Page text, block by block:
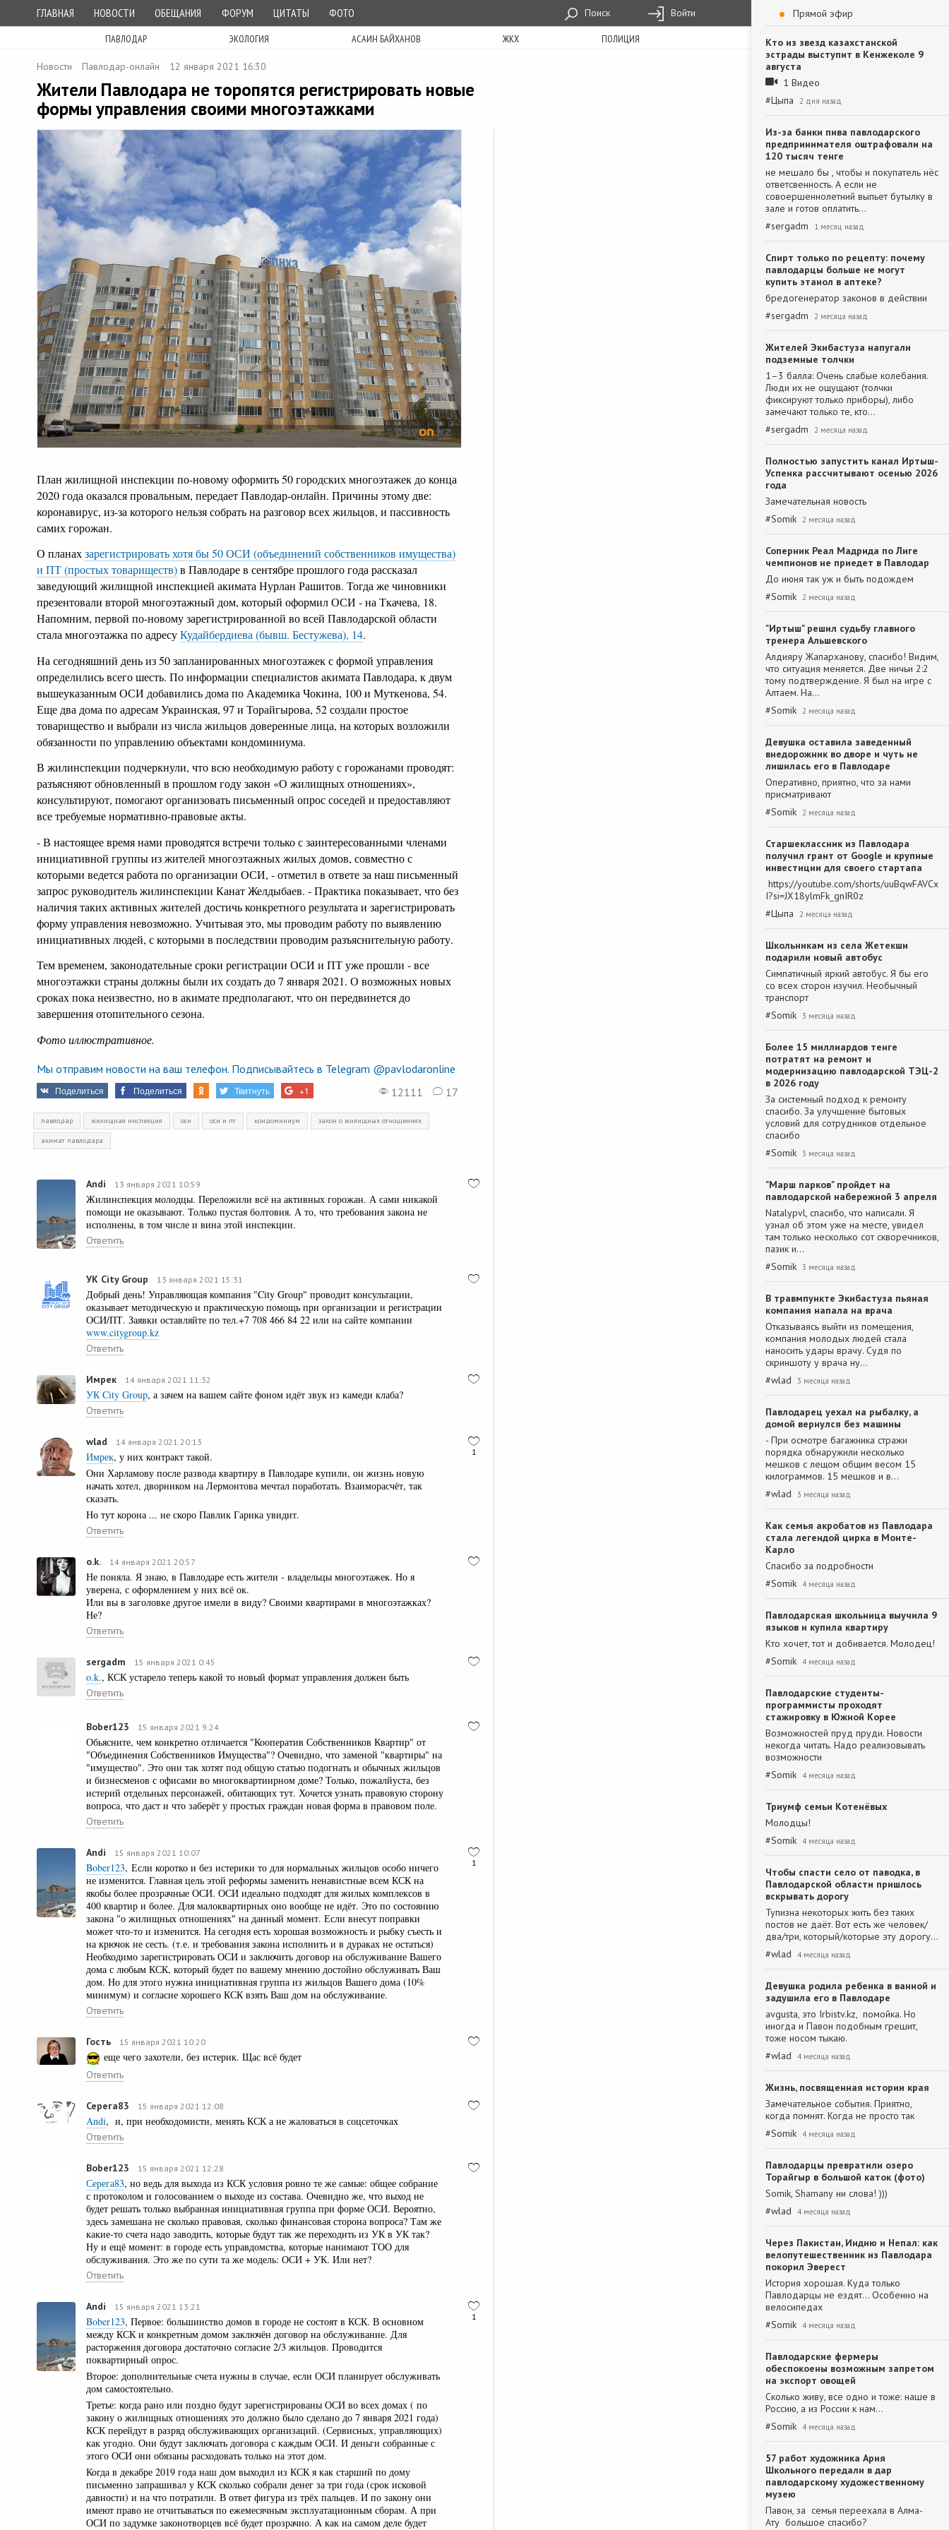
ГЛАВНАЯ НОВОСТИ ОБЕЩАНИЯ ФОРУМ ЦИТАТЫ ФОТО Поиск Войти
ПАВЛОДАР ЭКОЛОГИЯ АСАИН БАЙХАНОВ ЖКХ ПОЛИЦИЯ
Новости Павлодар-онлайн 12 января 2021 16:30
Жители Павлодара не торопятся регистрировать новые
формы управления своими многоэтажками
План жилищной инспекции по-новому оформить 50 городских многоэтажек до конца
2020 года оказался провальным, передает Павлодар-онлайн. Причины этому две:
коронавирус, из-за которого нельзя собрать на разговор всех жильцов, и пассивность
самих горожан.
О планахзарегистрировать хотя бы 50 ОСИ (объединений собственников имущества)
и ПТ (простых товариществ)в Павлодаре в сентябре прошлого года рассказал
заведующий жилищной инспекцией акимата Нурлан Рашитов. Тогда же чиновники
презентовали второй многоэтажный дом, который оформил ОСИ - на Ткачева, 18.
Напомним, первой по-новому зарегистрированной во всей Павлодарской области
стала многоэтажка по адресуКудайбердиева (бывш. Бестужева), 14.
На сегодняшний день из 50 запланированных многоэтажек с формой управления
определились всего шесть. По информации специалистов акимата Павлодара, к двум
вышеуказанным ОСИ добавились дома по Академика Чокина, 100 и Муткенова, 54.
Еще два дома по адресам Украинская, 97 и Торайгырова, 52 создали простое
товарищество и выбрали из числа жильцов доверенные лица, на которых возложили
обязанности по управлению объектами кондоминиума.
В жилинспекции подчеркнули, что всю необходимую работу с горожанами проводят:
разъясняют обновленный в прошлом году закон «О жилищных отношениях»,
консультируют, помогают организовать письменный опрос соседей и предоставляют
все требуемые нормативно-правовые акты.
- В настоящее время нами проводятся встречи только с заинтересованными членами
инициативной группы из жителей многоэтажных жилых домов, совместно с
которыми ведется работа по организации ОСИ, - отметил в ответе за наш письменный
запрос руководитель жилинспекции Канат Желдыбаев. - Практика показывает, что без
наличия таких активных жителей достичь конкретного результата и зарегистрировать
форму управления невозможно. Учитывая это, мы проводим работу по выявлению
инициативных людей, с которыми в последствии проводим разъяснительную работу.
Тем временем, законодательные сроки регистрации ОСИ и ПТ уже прошли - все
многоэтажки страны должны были их создать до 7 января 2021. О возможных новых
сроках пока неизвестно, но в акимате предполагают, что он передвинется до
завершения отопительного сезона.
Фото иллюстративное.
Мы отправим новости на ваш телефон. Подписывайтесь в Telegram @pavlodaronline
Поделиться Поделиться Твитнуть +1 12111 17
павлодар жилищная инспекция оси оси и пт кондоминиум закон о жилищных отношениях
акимат павлодара
Andi 13 января 2021 10:59
Жилинспекция молодцы. Переложили всё на активных горожан. А сами никакой
помощи не оказывают. Только пустая болтовня. А то, что требования закона не
исполнены, в том числе и вина этой инспекции.
Ответить
УК City Group 13 января 2021 15:31
Добрый день! Управляющая компания "City Group" проводит консультации,
оказывает методическую и практическую помощь при организации и регистрации
ОСИ/ПТ. Заявки оставляйте по тел.+7 708 466 84 22 или на сайте компании
www.citygroup.kz
Ответить
Имрек 14 января 2021 11:32
УК City Group, а зачем на вашем сайте фоном идёт звук из камеди клаба?
Ответить
1
wlad 14 января 2021 20:13
Имрек, у них контракт такой.
Они Харламову после развода квартиру в Павлодаре купили, он жизнь новую
начать хотел, дворником на Лермонтова мечтал поработать. Взаиморасчёт, так
сказать.
Но тут корона ... не скоро Павлик Гарика увидит.
Ответить
o.k. 14 января 2021 20:57
Не поняла. Я знаю, в Павлодаре есть жители - владельцы многоэтажек. Но я
уверена, с оформлением у них всё ок.
Или вы в заголовке другое имели в виду? Своими квартирами в многоэтажках?
Не?
Ответить
sergadm 15 января 2021 0:45
o.k., КСК устарело теперь какой то новый формат управления должен быть
Ответить
Bober123 15 января 2021 9:24
Обьясните, чем конкретно отличается "Кооператив Собственников Квартир" от
"Объединения Собственников Имущества"? Очевидно, что заменой "квартиры" на
"имущество". Это они так хотят под общую статью подогнать и обычных жильцов
и бизнесменов с офисами во многоквартиирном доме? Только, пожалйуста, без
истерий отдельных персонажей, обитающих тут. Хочется узнать правовую сторону
вопроса, что даст и что заберёт у простых граждан новая форма в правовом поле.
Ответить
1
Andi 15 января 2021 10:07
Bober123, Если коротко и без истерики то для нормальных жильцов особо ничего
не изменится. Главная цель этой реформы заменить ненавистные всем КСК на
якобы более прозрачные ОСИ. ОСИ идеально подходят для жилых комплексов в
400 квартир и более. Для малоквартирных оно вообще не идёт. Это по состоянию
закона "о жилищных отношениях" на данный момент. Если внесут поправки
может что-то и изменится. На сегодня есть хорошая возможность и рыбку съесть и
на крючок не сесть. (т.е. и требования закона исполнить и в дураках не остаться)
Необходимо зарегистрировать ОСИ и заключить договор на обслуживание Вашего
дома с любым КСК, который будет по вашему мнению достойно обслуживать Ваш
дом. Но для этого нужна инициативная группа из жильцов Вашего дома (10%
минимум) и согласие хорошего КСК взять Ваш дом на обслуживание.
Ответить
Гость 15 января 2021 10:20
еще чего захотели, без истерик. Щас всё будет
Ответить
Серега83 15 января 2021 12:08
Andi, и, при необходомисти, менять КСК а не жаловаться в соцсеточках
Ответить
Bober123 15 января 2021 12:28
Серега83, но ведь для выхода из КСК условия ровно те же самые: общее собрание
с протоколом и голосованием о выходе из состава. Очевидно же, что выход не
будет решать только выбранная инициативная группа при форме ОСИ. Вероятно,
здесь замешана не сколько правовая, сколько финансовая сторона вопроса? Там же
какие-то счета надо заводить, которые будут так же переходить из УК в УК так?
Ну и ещё момент: в городе есть управдомства, которые нанимают ТОО для
обслуживания. Это же по сути та же модель: ОСИ + УК. Или нет?
Ответить
1
Andi 15 января 2021 13:21
Bober123, Первое: большинство домов в городе не состоят в КСК. В основном
между КСК и конкретным домом заключён договор на обслуживание. Для
расторжения договора достаточно согласие 2/3 жильцов. Проводится
поквартирный опрос.
Второе: дополнительные счета нужны в случае, если ОСИ планирует обслуживать
дом самостоятельно.
Третье: когда рано или поздно будут зарегистрированы ОСИ во всех домах ( по
закону о жилищных отношениях это должно было сделано до 7 января 2021 года)
КСК перейдут в разряд обслуживающих организаций. (Сервисных, управляющих)
как угодно. Они будут заключать договора с каждым ОСИ. И деньги собранные с
этого ОСИ они обязаны расходовать только на этот дом.
Когда в декабре 2019 года наш дом выходил из КСК я как старший по дому
письменно запрашивал у КСК сколько собрали денег за три года (срок исковой
давности) и на что потратили. В ответ фигура из трёх пальцев. И по закону они
имеют право не отчитываться по ежемесячным эксплуатационным сборам. А при
ОСИ по задумке законотворцев всё будет прозрачно. А как на самом деле будет
Прямой эфир
Кто из звезд казахстанской
эстрады выступит в Кенжеколе 9
августа
1 Видео
#Цыпа 2 дня назад
Из-за банки пива павлодарского
предпринимателя оштрафовали на
120 тысяч тенге
не мешало бы , чтобы и покупатель нёс
ответсвенность. А если не
совоершеннолетний выпьет бутылку в
зале и готов оплатить…
#sergadm 1 месяц назад
Спирт только по рецепту: почему
павлодарцы больше не могут
купить этанол в аптеке?
бредогенератор законов в действии
#sergadm 2 месяца назад
Жителей Экибастуза напугали
подземные толчки
1–3 балла: Очень слабые колебания.
Люди их не ощущают (толчки
фиксируют только приборы), либо
замечают только те, кто…
#sergadm 2 месяца назад
Полностью запустить канал Иртыш-
Успенка рассчитывают осенью 2026
года
Замечательная новость
#Somik 2 месяца назад
Соперник Реал Мадрида по Лиге
чемпионов не приедет в Павлодар
До июня так уж и быть подождем
#Somik 2 месяца назад
"Иртыш" решил судьбу главного
тренера Альшевского
Алдияру Жапарханову, спасибо! Видим,
что ситуация меняется. Две ничьи 2:2
тому подтверждение. Я был на игре с
Алтаем. На…
#Somik 2 месяца назад
Девушка оставила заведенный
внедорожник во дворе и чуть не
лишилась его в Павлодаре
Оперативно, приятно, что за нами
присматривают
#Somik 2 месяца назад
Старшеклассник из Павлодара
получил грант от Google и крупные
инвестиции для своего стартапа
https://youtube.com/shorts/uuBqwFAVCx
I?si=JX18ylmFk_gnIR0z
#Цыпа 2 месяца назад
Школьникам из села Жетекши
подарили новый автобус
Симпатичный яркий автобус. Я бы его
со всех сторон изучил. Необычный
транспорт
#Somik 3 месяца назад
Более 15 миллиардов тенге
потратят на ремонт и
модернизацию павлодарской ТЭЦ-2
в 2026 году
За системный подход к ремонту
спасибо. За улучшение бытовых
условий для сотрудников отдельное
спасибо
#Somik 3 месяца назад
"Марш парков" пройдет на
павлодарской набережной 3 апреля
Natalypvl, спасибо, что написали. Я
узнал об этом уже на месте, увидел
там только несколько сот скворечников,
пазик и…
#Somik 3 месяца назад
В травмпункте Экибастуза пьяная
компания напала на врача
Отказываясь выйти из помещения,
компания молодых людей стала
наносить удары врачу. Судя по
скриншоту у врача ну…
#wlad 3 месяца назад
Павлодарец уехал на рыбалку, а
домой вернулся без машины
- При осмотре багажника стражи
порядка обнаружили несколько
мешков с лещом общим весом 15
килограммов. 15 мешков и в…
#wlad 3 месяца назад
Как семья акробатов из Павлодара
стала легендой цирка в Монте-
Карло
Спасибо за подробности
#Somik 4 месяца назад
Павлодарская школьница выучила 9
языков и купила квартиру
Кто хочет, тот и добивается. Молодец!
#Somik 4 месяца назад
Павлодарские студенты-
программисты проходят
стажировку в Южной Корее
Возможностей пруд пруди. Новости
некогда читать. Надо реализовывать
возможности
#Somik 4 месяца назад
Триумф семьи Котенёвых
Молодцы!
#Somik 4 месяца назад
Чтобы спасти село от паводка, в
Павлодарской области пришлось
вскрывать дорогу
Тупизна некоторых жить без таких
постов не даёт. Вот есть же человек/
два/три, который/которые эту дорогу…
#wlad 4 месяца назад
Девушка родила ребенка в ванной и
задушила его в Павлодаре
avgusta, это Irbistv.kz, помойка. Но
иногда и Павон подобным грешит,
тоже носом тыкаю.
#wlad 4 месяца назад
Жизнь, посвященная истории края
Замечательное события. Приятно,
когда помнят. Когда не просто так
#Somik 4 месяца назад
Павлодарцы превратили озеро
Торайгыр в большой каток (фото)
Somik, Shamanу ни слова! )))
#wlad 4 месяца назад
Через Пакистан, Индию и Непал: как
велопутешественник из Павлодара
покорил Эверест
История хорошая. Куда только
Павлодарцы не ездят... Особенно на
велосипедах
#Somik 4 месяца назад
Павлодарские фермеры
обеспокоены возможным запретом
на экспорт овощей
Сколько живу, все одно и тоже: наше в
Россию, а из России к нам...
#Somik 4 месяца назад
57 работ художника Ария
Школьного передали в дар
павлодарскому художественному
музею
Павон, за семья переехала в Алма-
Ату большое спасибо?